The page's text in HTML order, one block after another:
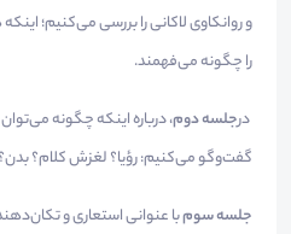
و روانکاوی لاکانی را بررسی می‌کنیم؛
را چگونه می‌فهمند.
درجلسه دوم، درباره اینکه چگونه
گفت‌وگو می‌کنیم: رؤیا؟ لغزش کلام؟ بدن؟
جلسه سومبا عنوانی استعاری و